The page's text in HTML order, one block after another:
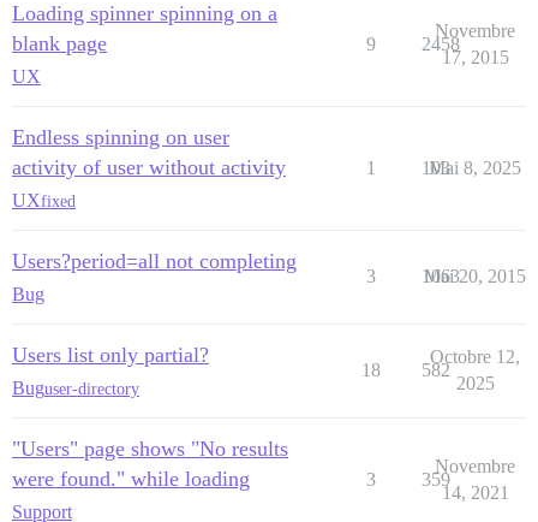
Loading spinner spinning on a
blank page
UX
9 2458
Novembre
17, 2015
Endless spinning on user
activity of user without activity
UXfixed
1 103
Mai 8, 2025
Users?period=all not completing
Bug
3 1063
Mai 20, 2015
Users list only partial?
Buguser-directory
18 582
Octobre 12,
2025
"Users" page shows "No results
were found." while loading
Support
3 359
Novembre
14, 2021